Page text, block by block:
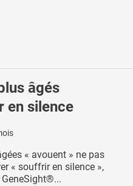
âgés
en silence
« avouent » ne pas
« souffrir en silence »,